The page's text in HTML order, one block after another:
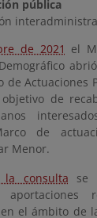
pública
de 2021 el
de Actuaciones
de
de
Menor.
la consulta se
el ámbito de